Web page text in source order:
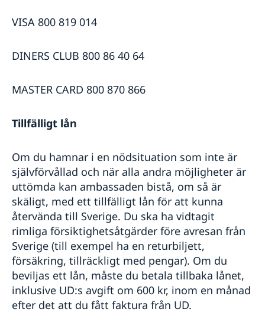
VISA 800 819 014
DINERS CLUB 800 86 40 64
MASTER CARD 800 870 866
Tillfälligt lån
Om du hamnar i en nödsituation som inte är
självförvållad och när alla andra möjligheter är
uttömda kan ambassaden bistå, om så är
skäligt, med ett tillfälligt lån för att kunna
återvända till Sverige. Du ska ha vidtagit
rimliga försiktighetsåtgärder före avresan från
Sverige (till exempel ha en returbiljett,
försäkring, tillräckligt med pengar). Om du
beviljas ett lån, måste du betala tillbaka lånet,
inklusive UD:s avgift om 600 kr, inom en månad
efter det att du fått faktura från UD.